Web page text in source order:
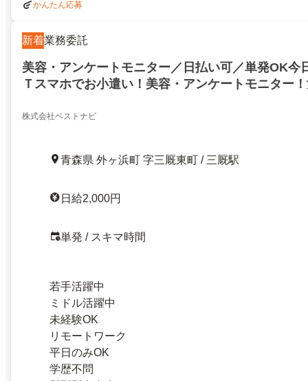
かんたん応募
新着業務委託
美容・アンケートモニター／日払い可／単発OK今
Ｔスマホでお小遣い！美容・アンケートモニター
スマホでお小遣い！美容・アンケートモニター！
株式会社ベストナビ
青森県 外ヶ浜町 字三厩東町 / 三厩駅
日給2,000円
単発 / スキマ時間
若手活躍中
ミドル活躍中
未経験OK
リモートワーク
平日のみOK
学歴不問